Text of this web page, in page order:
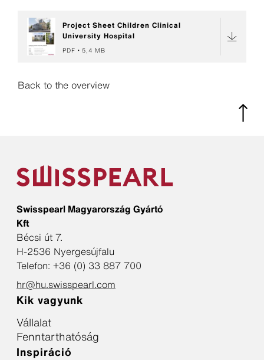
Project Sheet Children Clinical
University Hospital
PDF 5,4 MB
Back to the overview
Swisspearl Magyarország Gyártó
Kft
Bécsi út 7.
H-2536 Nyergesújfalu
Telefon: +36 (0) 33 887 700
hr@hu.swisspearl.com
Kik vagyunk
Vállalat
Fenntarthatóság
Inspiráció